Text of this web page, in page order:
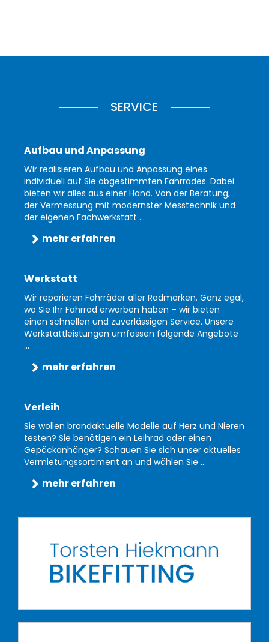
SERVICE
Aufbau und Anpassung
Wir realisieren Aufbau und Anpassung eines
individuell auf Sie abgestimmten Fahrrades. Dabei
bieten wir alles aus einer Hand. Von der Beratung,
der Vermessung mit modernster Messtechnik und
der eigenen Fachwerkstatt ...
mehr erfahren
Werkstatt
Wir reparieren Fahrräder aller Radmarken. Ganz egal,
wo Sie Ihr Fahrrad erworben haben – wir bieten
einen schnellen und zuverlässigen Service. Unsere
Werkstattleistungen umfassen folgende Angebote
...
mehr erfahren
Verleih
Sie wollen brandaktuelle Modelle auf Herz und Nieren
testen? Sie benötigen ein Leihrad oder einen
Gepäckanhänger? Schauen Sie sich unser aktuelles
Vermietungssortiment an und wählen Sie ...
mehr erfahren